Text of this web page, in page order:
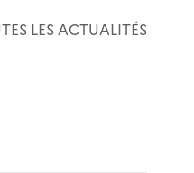
LES ACTUALITÉS